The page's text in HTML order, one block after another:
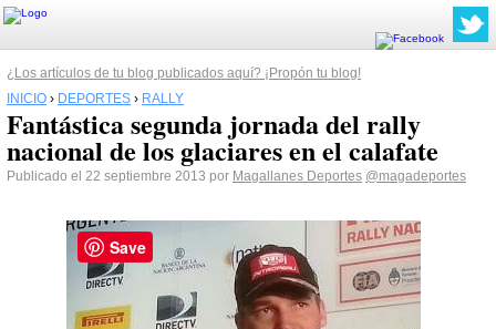
¿Los artículos de tu blog publicados aquí? ¡Propón tu blog!
INICIO › DEPORTES › RALLY
Fantástica segunda jornada del rally
nacional de los glaciares en el calafate
Publicado el 22 septiembre 2013 por Magallanes Deportes @magadeportes
Save